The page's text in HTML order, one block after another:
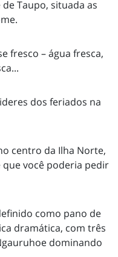
Taupo, situada as
fresco – água fresca,
dos feriados na
centro da Ilha Norte,
você poderia pedir
como pano de
dramática, com três
dominando